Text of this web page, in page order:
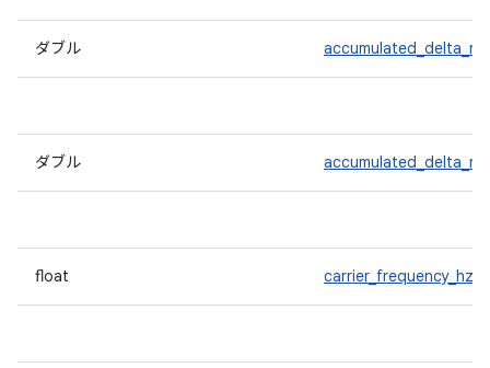
ダブル
ダブル
float carrier_frequency_hz